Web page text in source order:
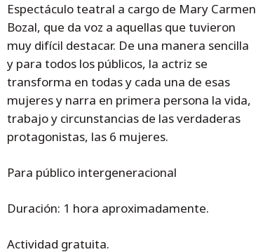
Espectáculo teatral a cargo de Mary Carmen
Bozal, que da voz a aquellas que tuvieron
muy difícil destacar. De una manera sencilla
y para todos los públicos, la actriz se
transforma en todas y cada una de esas
mujeres y narra en primera persona la vida,
trabajo y circunstancias de las verdaderas
protagonistas, las 6 mujeres.
Para público intergeneracional
Duración: 1 hora aproximadamente.
Actividad gratuita.